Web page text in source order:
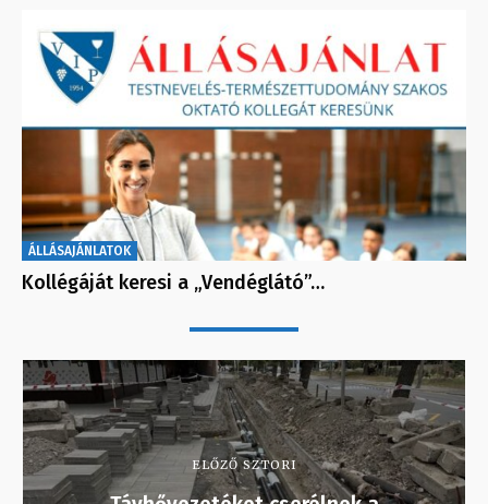
ÁLLÁSAJÁNLATOK
Kollégáját keresi a „Vendéglátó”…
ELŐZŐ SZTORI